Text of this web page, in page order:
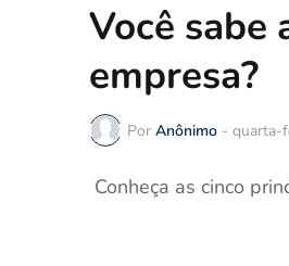
Você sabe
empresa?
Por Anônimo - quarta-
Conheça as cinco